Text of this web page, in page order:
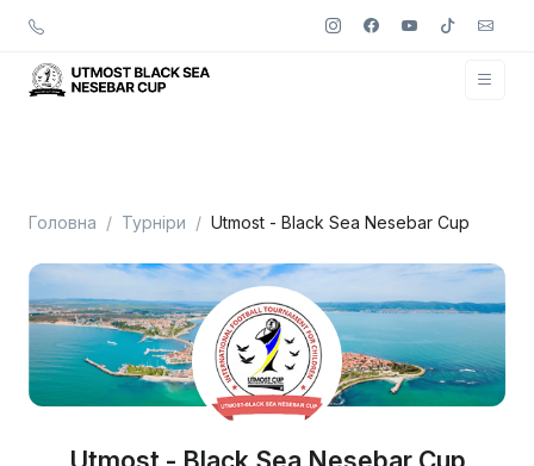
Головна Турніри Utmost - Black Sea Nesebar Cup